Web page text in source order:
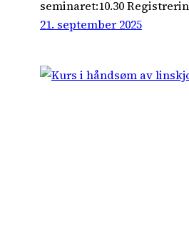
seminaret:10.30
21. september 2025